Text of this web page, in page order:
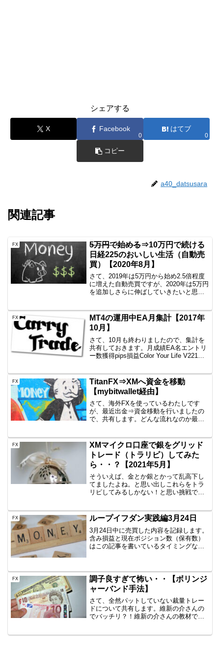
シェアする
X Facebook
0
はてブ
0
コピー
a40_datsusara
関連記事
FX 5万円で始める⇒10万円で続ける
日経225のおいしい生活（自動売
買）【2020年8月】
さて、2019年は5万円から始め2.5倍程度
に増えた自動売買ですが、2020年は5万円
を追加しさらに伸ばしていきたいと思い
んかで日経225買えるわけないでしょ？
頭...
FX
MT4の運用中EA月集計【2017年
10月】
さて、10月も終わりましたので、集計を
共有しておきます。月成績EA名エントリ
ー数獲得pips損益Color Your Life V221
FX
TitanFX⇒XMへ資金を移動
【mybitwallet経由】
さて、海外FXを使っているわたしです
が、最近出金⇒資金移動を行いましたの
で、共有します。どんな流れなのか最
す。昔はネッテラーカードでコンビニで
資金を安く引き出...
FX
XMマイクロ口座で銀をグリッド
トレード（トラリピ）してみた
ら・・？【2021年5月】
そういえば、金とか銀とかって乱高下し
てましたよね。と思い出しこれらをトラ
リピしてみるしかない！と思い挑戦で
全然問題ないですが、50万円～くらいは
ないと安心して...
FX ループイフダン実践編3月24日
3月24日中に売買した内容を記録します。
含み損益と現在ポジション数（保有数）
はこの記事を書いているタイミングなの
1000通貨新...
FX
調子良すぎて怖い・・【ボリンジ
ャーバンド手法】
さて、全然パットしていない裁量トレー
ドについて共有します。維新の介さんの
でバッチリ？！維新の介さんの教材でイ